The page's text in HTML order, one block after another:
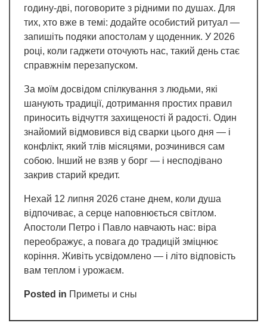
годину-дві, поговорите з рідними по душах. Для
тих, хто вже в темі: додайте особистий ритуал —
запишіть подяки апостолам у щоденник. У 2026
році, коли гаджети оточують нас, такий день стає
справжнім перезапуском.
За моїм досвідом спілкування з людьми, які
шанують традиції, дотримання простих правил
приносить відчуття захищеності й радості. Один
знайомий відмовився від сварки цього дня — і
конфлікт, який тлів місяцями, розчинився сам
собою. Інший не взяв у борг — і несподівано
закрив старий кредит.
Нехай 12 липня 2026 стане днем, коли душа
відпочиває, а серце наповнюється світлом.
Апостоли Петро і Павло навчають нас: віра
переображує, а повага до традицій зміцнює
коріння. Живіть усвідомлено — і літо відповість
вам теплом і урожаєм.
Posted in Приметы и сны